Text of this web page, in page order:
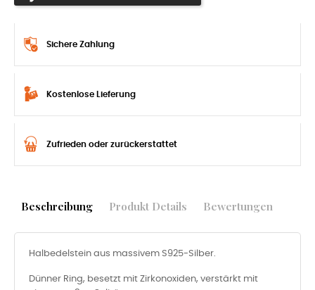
Sichere Zahlung
Kostenlose Lieferung
Zufrieden oder zurückerstattet
Beschreibung Produkt Details Bewertungen
Halbedelstein aus massivem S925-Silber.
Dünner Ring, besetzt mit Zirkonoxiden, verstärkt mit